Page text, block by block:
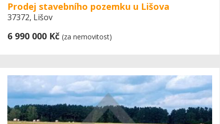
Prodej stavebního pozemku u Lišova
37372, Lišov
6 990 000 Kč (za nemovitost)